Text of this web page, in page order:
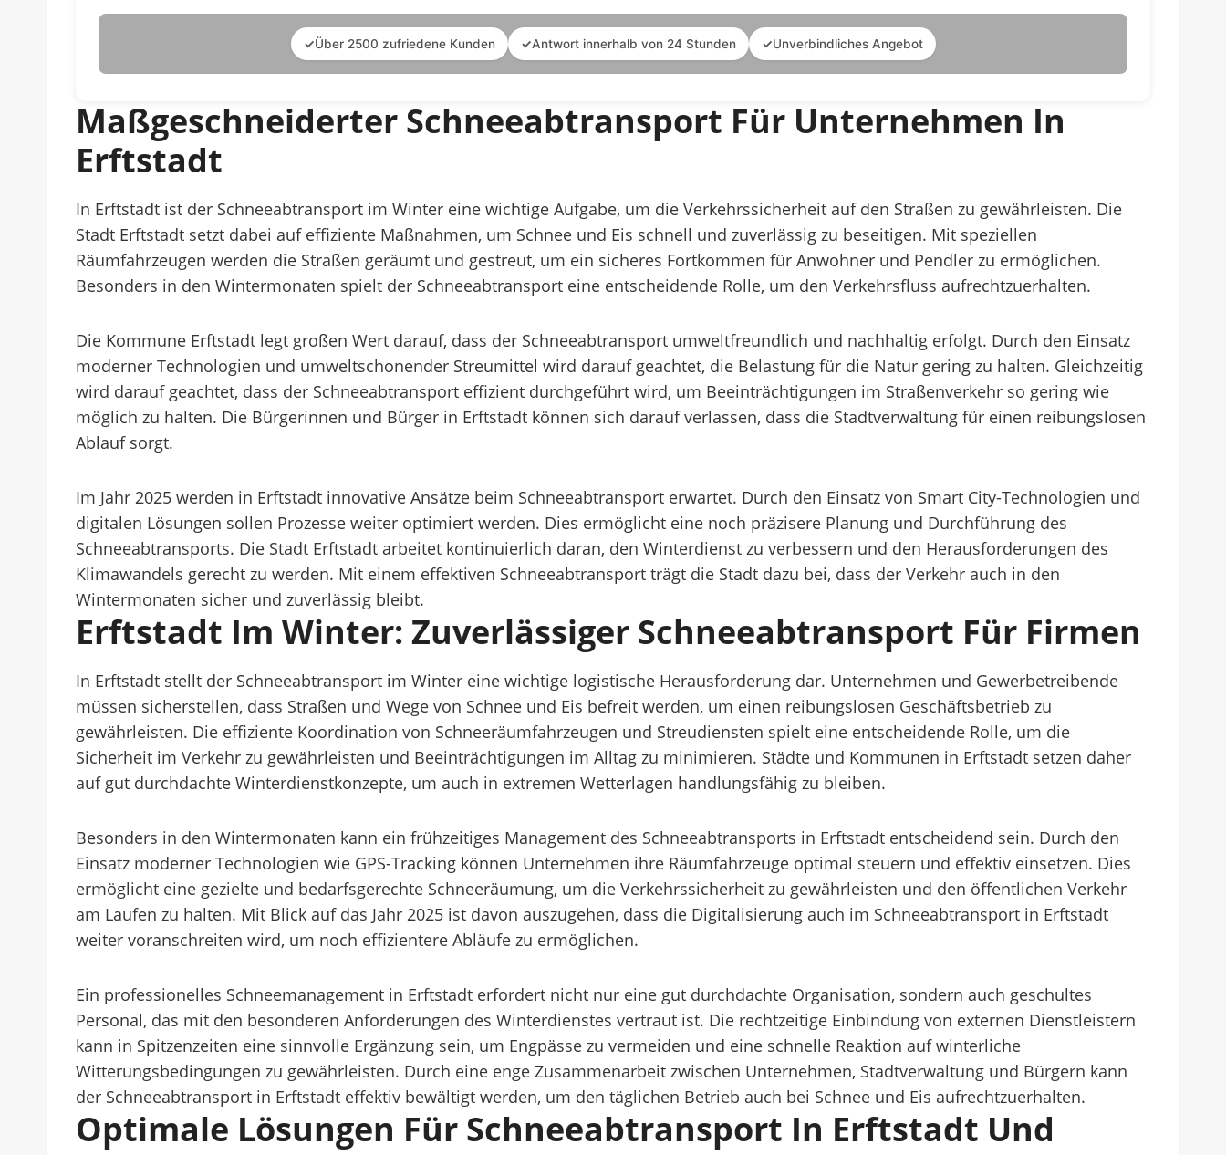
✓Über 2500 zufriedene Kunden ✓Antwort innerhalb von 24 Stunden ✓Unverbindliches Angebot
Maßgeschneiderter Schneeabtransport Für Unternehmen In
Erftstadt
In Erftstadt ist der Schneeabtransport im Winter eine wichtige Aufgabe, um die Verkehrssicherheit auf den Straßen zu gewährleisten. Die
Stadt Erftstadt setzt dabei auf effiziente Maßnahmen, um Schnee und Eis schnell und zuverlässig zu beseitigen. Mit speziellen
Räumfahrzeugen werden die Straßen geräumt und gestreut, um ein sicheres Fortkommen für Anwohner und Pendler zu ermöglichen.
Besonders in den Wintermonaten spielt der Schneeabtransport eine entscheidende Rolle, um den Verkehrsfluss aufrechtzuerhalten.
Die Kommune Erftstadt legt großen Wert darauf, dass der Schneeabtransport umweltfreundlich und nachhaltig erfolgt. Durch den Einsatz
moderner Technologien und umweltschonender Streumittel wird darauf geachtet, die Belastung für die Natur gering zu halten. Gleichzeitig
wird darauf geachtet, dass der Schneeabtransport effizient durchgeführt wird, um Beeinträchtigungen im Straßenverkehr so gering wie
möglich zu halten. Die Bürgerinnen und Bürger in Erftstadt können sich darauf verlassen, dass die Stadtverwaltung für einen reibungslosen
Ablauf sorgt.
Im Jahr 2025 werden in Erftstadt innovative Ansätze beim Schneeabtransport erwartet. Durch den Einsatz von Smart City-Technologien und
digitalen Lösungen sollen Prozesse weiter optimiert werden. Dies ermöglicht eine noch präzisere Planung und Durchführung des
Schneeabtransports. Die Stadt Erftstadt arbeitet kontinuierlich daran, den Winterdienst zu verbessern und den Herausforderungen des
Klimawandels gerecht zu werden. Mit einem effektiven Schneeabtransport trägt die Stadt dazu bei, dass der Verkehr auch in den
Wintermonaten sicher und zuverlässig bleibt.
Erftstadt Im Winter: Zuverlässiger Schneeabtransport Für Firmen
In Erftstadt stellt der Schneeabtransport im Winter eine wichtige logistische Herausforderung dar. Unternehmen und Gewerbetreibende
müssen sicherstellen, dass Straßen und Wege von Schnee und Eis befreit werden, um einen reibungslosen Geschäftsbetrieb zu
gewährleisten. Die effiziente Koordination von Schneeräumfahrzeugen und Streudiensten spielt eine entscheidende Rolle, um die
Sicherheit im Verkehr zu gewährleisten und Beeinträchtigungen im Alltag zu minimieren. Städte und Kommunen in Erftstadt setzen daher
auf gut durchdachte Winterdienstkonzepte, um auch in extremen Wetterlagen handlungsfähig zu bleiben.
Besonders in den Wintermonaten kann ein frühzeitiges Management des Schneeabtransports in Erftstadt entscheidend sein. Durch den
Einsatz moderner Technologien wie GPS-Tracking können Unternehmen ihre Räumfahrzeuge optimal steuern und effektiv einsetzen. Dies
ermöglicht eine gezielte und bedarfsgerechte Schneeräumung, um die Verkehrssicherheit zu gewährleisten und den öffentlichen Verkehr
am Laufen zu halten. Mit Blick auf das Jahr 2025 ist davon auszugehen, dass die Digitalisierung auch im Schneeabtransport in Erftstadt
weiter voranschreiten wird, um noch effizientere Abläufe zu ermöglichen.
Ein professionelles Schneemanagement in Erftstadt erfordert nicht nur eine gut durchdachte Organisation, sondern auch geschultes
Personal, das mit den besonderen Anforderungen des Winterdienstes vertraut ist. Die rechtzeitige Einbindung von externen Dienstleistern
kann in Spitzenzeiten eine sinnvolle Ergänzung sein, um Engpässe zu vermeiden und eine schnelle Reaktion auf winterliche
Witterungsbedingungen zu gewährleisten. Durch eine enge Zusammenarbeit zwischen Unternehmen, Stadtverwaltung und Bürgern kann
der Schneeabtransport in Erftstadt effektiv bewältigt werden, um den täglichen Betrieb auch bei Schnee und Eis aufrechtzuerhalten.
Optimale Lösungen Für Schneeabtransport In Erftstadt Und